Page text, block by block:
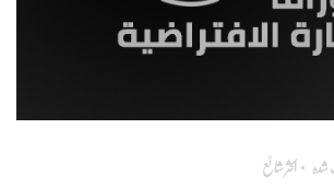
شدہ اکثر شائع